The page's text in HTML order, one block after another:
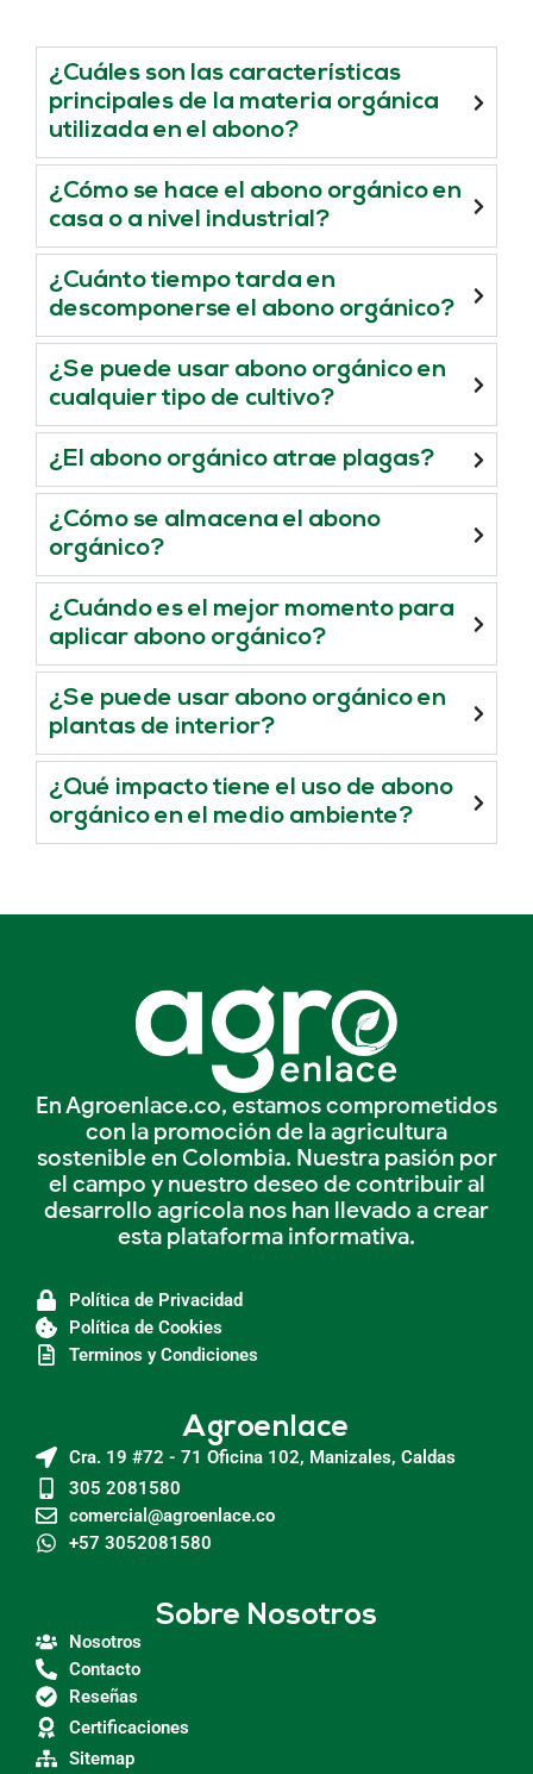
¿Cuáles son las características
principales de la materia orgánica
utilizada en el abono?
¿Cómo se hace el abono orgánico en
casa o a nivel industrial?
¿Cuánto tiempo tarda en
descomponerse el abono orgánico?
¿Se puede usar abono orgánico en
cualquier tipo de cultivo?
¿El abono orgánico atrae plagas?
¿Cómo se almacena el abono
orgánico?
¿Cuándo es el mejor momento para
aplicar abono orgánico?
¿Se puede usar abono orgánico en
plantas de interior?
¿Qué impacto tiene el uso de abono
orgánico en el medio ambiente?
En Agroenlace.co, estamos comprometidos
con la promoción de la agricultura
sostenible en Colombia. Nuestra pasión por
el campo y nuestro deseo de contribuir al
desarrollo agrícola nos han llevado a crear
esta plataforma informativa.
Política de Privacidad
Política de Cookies
Terminos y Condiciones
Agroenlace
Cra. 19 #72 - 71 Oficina 102, Manizales, Caldas
305 2081580
comercial@agroenlace.co
+57 3052081580
Sobre Nosotros
Nosotros
Contacto
Reseñas
Certificaciones
Sitemap